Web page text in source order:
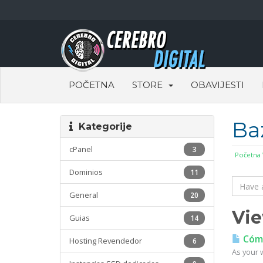
POČETNA STORE OBAVIJESTI
Početna
Kategorije
3
cPanel
11
Dominios
20
General
14
Guias
6
Hosting Revendedor
As your